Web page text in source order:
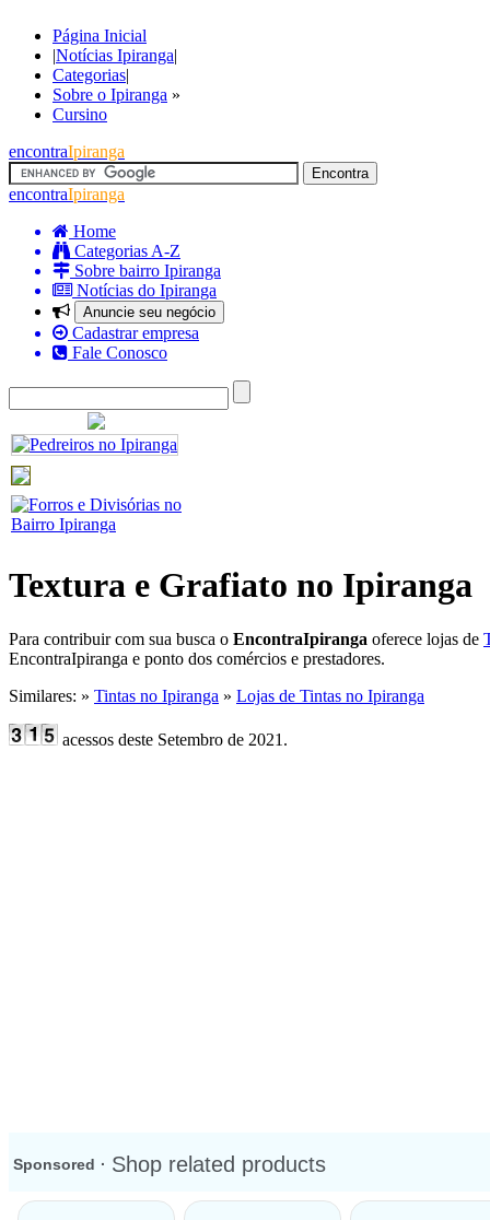
Página Inicial
|Notícias Ipiranga|
Categorias|
Sobre o Ipiranga »
Cursino
encontraIpiranga
encontraIpiranga
Home
Categorias A-Z
Sobre bairro Ipiranga
Notícias do Ipiranga
Anuncie seu negócio
Cadastrar empresa
Fale Conosco
Textura e Grafiato no Ipiranga
Para contribuir com sua busca o EncontraIpiranga oferece lojas de
EncontraIpiranga e ponto dos comércios e prestadores.
Similares: » Tintas no Ipiranga » Lojas de Tintas no Ipiranga
acessos deste Setembro de 2021.